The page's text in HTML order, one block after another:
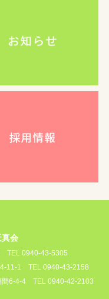
会
TEL 0940-43-5305
11-1
TEL 0940-43-2158
間6-4-4 TEL 0940-42-2103